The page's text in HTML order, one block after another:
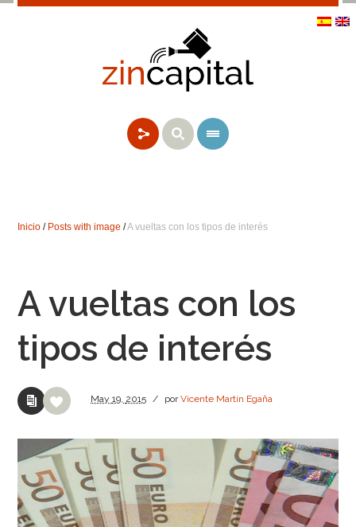
Inicio / Posts with image /A vueltas con los tipos de interés
A vueltas con los
tipos de interés
May19, 2015 / porVicente Martín Egaña